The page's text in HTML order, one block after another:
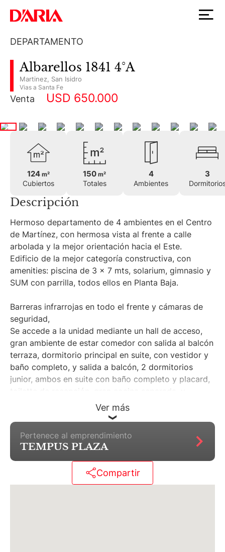
DEPARTAMENTO
Albarellos 1841 4°A
Martinez San Isidro
Vias a Santa Fe
Venta USD 650.000
124 m²
Cubiertos
150m²
Totales
4
Ambientes
3
Descripción
Hermoso departamento de 4 ambientes en el Centro
de Martínez, con hermosa vista al frente a calle
arbolada y la mejor orientación hacia el Este.
Edificio de la mejor categoría constructiva, con
amenities: piscina de 3 x 7 mts, solarium, gimnasio y
SUM con parrilla, todos ellos en Planta Baja.
Barreras infrarrojas en todo el frente y cámaras de
seguridad,
Se accede a la unidad mediante un hall de acceso,
gran ambiente de estar comedor con salida al balcón
terraza, dormitorio principal en suite, con vestidor y
baño completo, y salida a balcón, 2 dormitorios
junior, ambos en suite con baño completo y placard,
toilette de recepción, gran cocina separada, y
lavadero independiente con ventana.
Cochera doble cubierta en subsuelo incluida en el
precio.
Ver más
Pertenece al emprendimiento
TEMPUS PLAZA
Compartir